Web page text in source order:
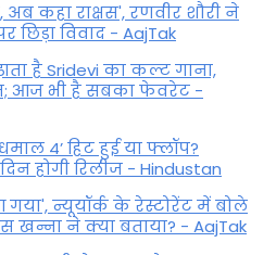
कहा राक्षस', रणवीर शौरी ने
छिड़ा विवाद - AajTak
है Sridevi का कल्ट गाना,
आज भी है सबका फेवरेट -
4’ हिट हुई या फ्लॉप?
होगी रिलीज - Hindustan
न्यूयॉर्क के रेस्टोरेंट में बोले
ने क्या बताया? - AajTak